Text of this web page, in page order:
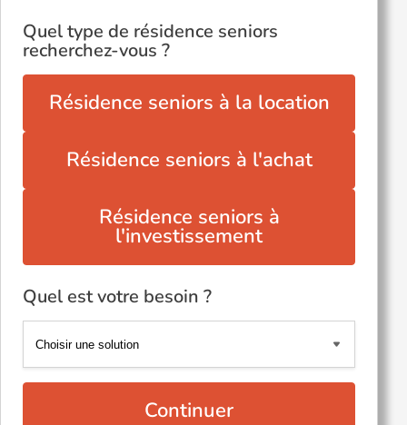
Quel type de résidence seniors
recherchez-vous ?
Résidence seniors à la location
Résidence seniors à l'achat
Résidence seniors à
l'investissement
Quel est votre besoin ?
Continuer